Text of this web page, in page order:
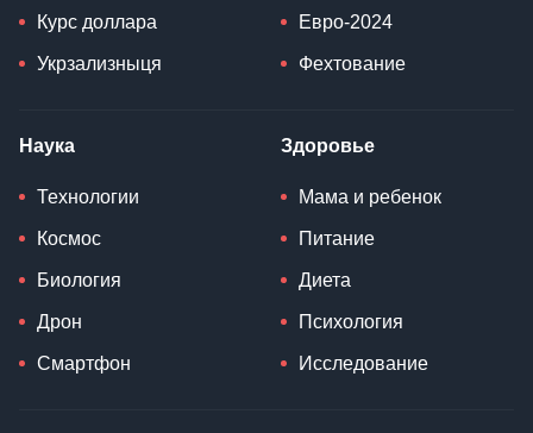
Курс доллара
Укрзализныця
Евро-2024
Фехтование
Наука
Технологии
Космос
Биология
Дрон
Смартфон
Здоровье
Мама и ребенок
Питание
Диета
Психология
Исследование